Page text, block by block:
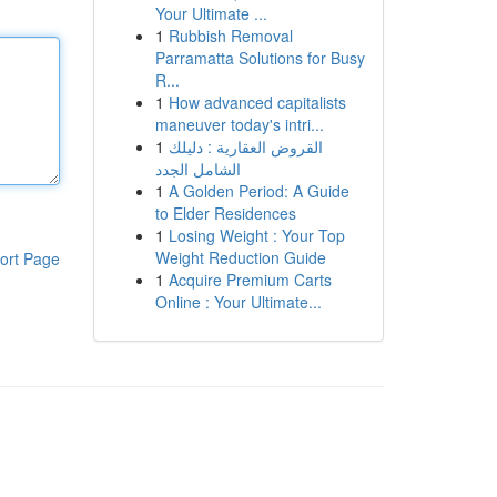
Page
Your Ultimate ...
1 Rubbish Removal
Parramatta Solutions for Busy
R...
1 How advanced capitalists
maneuver today's intri...
1 القروض العقارية : دليلك
الشامل الجدد
1 A Golden Period: A Guide
to Elder Residences
1 Losing Weight : Your Top
Weight Reduction Guide
1 Acquire Premium Carts
Online : Your Ultimate...